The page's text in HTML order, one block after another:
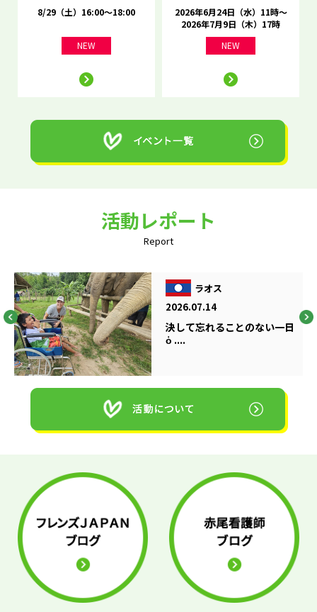
8/29（土）16:00～18:00
NEW
2026年6月24日（水）11時～
2026年7月9日（木）17時
NEW
活動レポート
Report
ラオス
2026.07.14
決して忘れることのない一日
ὁ ....